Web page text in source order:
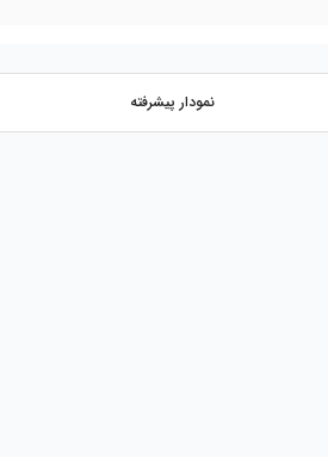
نمودار پیشرفته